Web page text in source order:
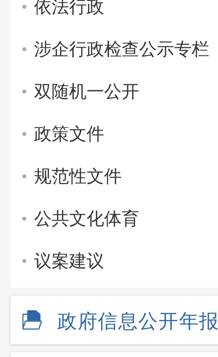
依法行政
涉企行政检查公示专栏
双随机一公开
政策文件
规范性文件
公共文化体育
议案建议
政府信息公开年